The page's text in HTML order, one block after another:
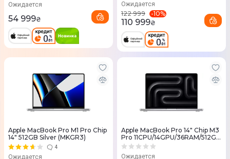
Ожидается
54 999₴
Ожидается
122 999 -10%
110 999₴
Apple MacBook Pro M1 Pro Chip
14" 512GB Silver (MKGR3)
4
Ожидается
Apple MacBook Pro 14" Chip M3
Pro 11CPU/14GPU/36RAM/512GB
Silver (Z1AX0024M) 2023
Ожидается